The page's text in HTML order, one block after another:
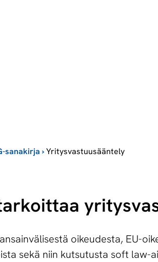
sanakirja ›Yritysvastuusääntely
oikeudesta, EU-
sekä niin kutsutusta soft law-